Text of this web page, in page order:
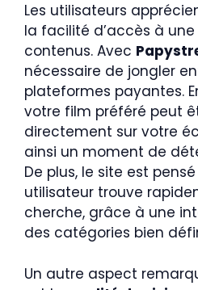
Les utilisateurs
la facilité d’accès à
contenus. Avec
nécessaire de jongler
plateformes payantes.
votre film préféré peut
directement sur votre
ainsi un moment de
De plus, le site est
utilisateur trouve
cherche, grâce à une
des catégories bien
Un autre aspect